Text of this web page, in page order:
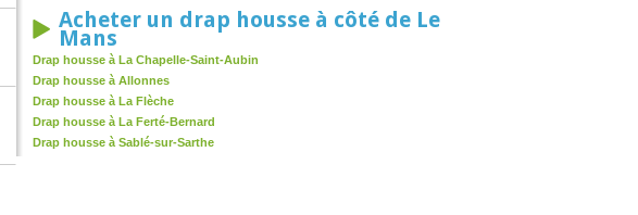
Acheter un drap housse à côté de Le
Mans
Drap housse à La Chapelle-Saint-Aubin
Drap housse à Allonnes
Drap housse à La Flèche
Drap housse à La Ferté-Bernard
Drap housse à Sablé-sur-Sarthe